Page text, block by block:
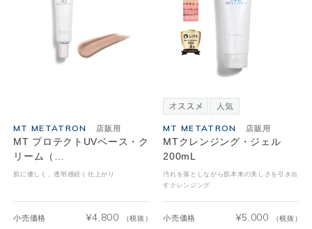
MT METATRON 店販用
MT プロテクトUVベース・ク
リーム（…
肌に優しく、透明感続く仕上がり
小売価格 ¥4,800 （税抜）
MT METATRON 店販用
MTクレンジング・ジェル
200mL
汚れを落としながら肌本来の美しさを引き出
すクレンジング
小売価格 ¥5,000 （税抜）